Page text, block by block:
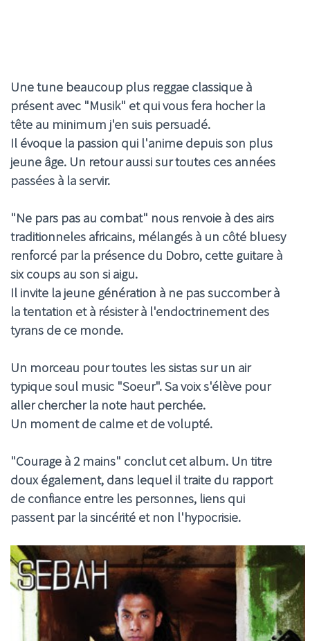
Une tune beaucoup plus reggae classique à
présent avec "Musik" et qui vous fera hocher la
tête au minimum j'en suis persuadé.
Il évoque la passion qui l'anime depuis son plus
jeune âge. Un retour aussi sur toutes ces années
passées à la servir.
"Ne pars pas au combat" nous renvoie à des airs
traditionneles africains, mélangés à un côté bluesy
renforcé par la présence du Dobro, cette guitare à
six coups au son si aigu.
Il invite la jeune génération à ne pas succomber à
la tentation et à résister à l'endoctrinement des
tyrans de ce monde.
Un morceau pour toutes les sistas sur un air
typique soul music "Soeur". Sa voix s'élève pour
aller chercher la note haut perchée.
Un moment de calme et de volupté.
"Courage à 2 mains" conclut cet album. Un titre
doux également, dans lequel il traite du rapport
de confiance entre les personnes, liens qui
passent par la sincérité et non l'hypocrisie.